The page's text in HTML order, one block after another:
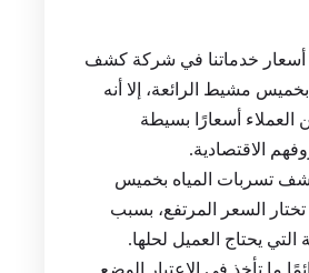
تسربات المياة بخميس
خدماتنا في شركة كشف
مشيط الرائعة، إلا أنه
العملاء أسعارًا بسيطة
الاقتصادية.
تسربات المياه بخميس
السعر المرتفع، بسبب